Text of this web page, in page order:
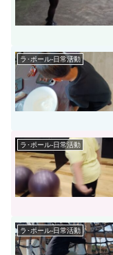
ラ･ポール-日常活動
ラ･ポール-日常活動
ラ･ポール-日常活動